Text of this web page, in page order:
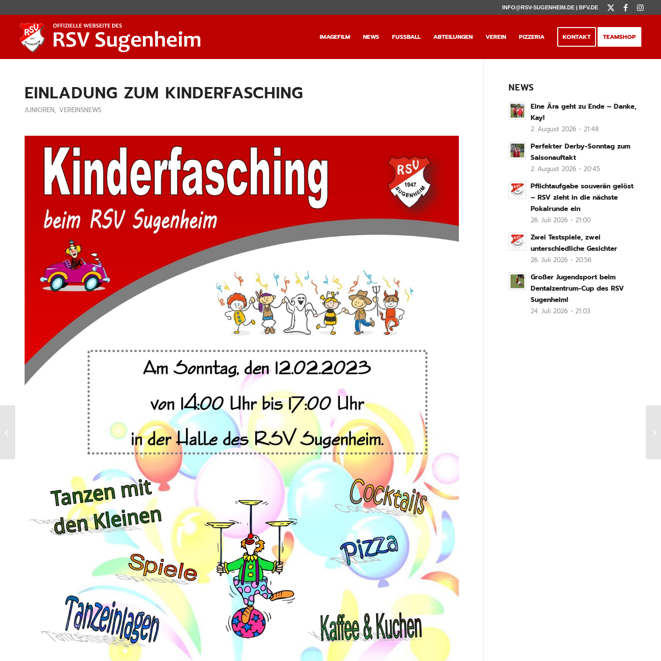
INFO@RSV-SUGENHEIM.DE |BFV.DE
IMAGEFILM NEWS FUSSBALL ABTEILUNGEN VEREIN PIZZERIA KONTAKT TEAMSHOP
EINLADUNG ZUM KINDERFASCHING
JUNIOREN, VEREINSNEWS
NEWS
Eine Ära geht zu Ende – Danke,
Kay!
2. August 2026 - 21:48
Perfekter Derby-Sonntag zum
Saisonauftakt
2. August 2026 - 20:45
Pflichtaufgabe souverän gelöst
– RSV zieht in die nächste
Pokalrunde ein
26. Juli 2026 - 21:00
Zwei Testspiele, zwei
unterschiedliche Gesichter
26. Juli 2026 - 20:56
Großer Jugendsport beim
Dentalzentrum-Cup des RSV
Sugenheim!
24. Juli 2026 - 21:03